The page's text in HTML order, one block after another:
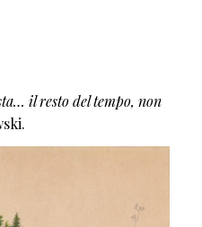
il resto del tempo, non